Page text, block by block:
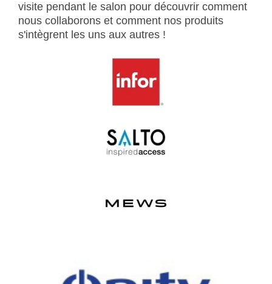
visite pendant le salon pour découvrir comment
nous collaborons et comment nos produits
s'intègrent les uns aux autres !